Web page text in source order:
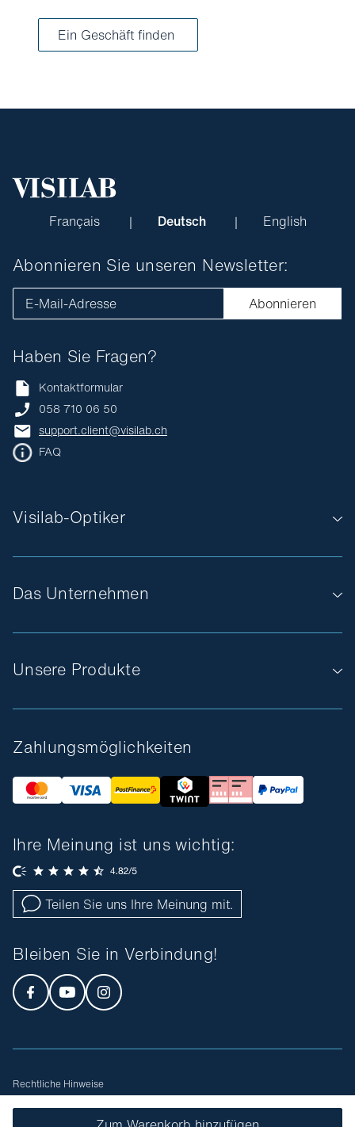
Ein Geschäft finden
Français Deutsch English
Das Unternehmen
Unsere Produkte
Visilab-Optiker
Haben Sie Fragen?
Kontaktformular
058 710 06 50
support.client@visilab.ch
FAQ
Abonnieren Sie unseren Newsletter:
E-Mail-Adresse Abonnieren
Zahlungsmöglichkeiten
Ihre Meinung ist uns wichtig:
Teilen Sie uns Ihre Meinung mit.
Bleiben Sie in Verbindung!
Rechtliche Hinweise